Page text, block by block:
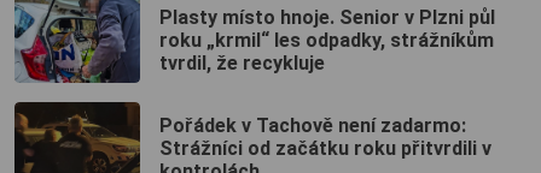
Plasty místo hnoje. Senior v Plzni půl
roku „krmil“ les odpadky, strážníkům
tvrdil, že recykluje
Pořádek v Tachově není zadarmo:
Strážníci od začátku roku přitvrdili v